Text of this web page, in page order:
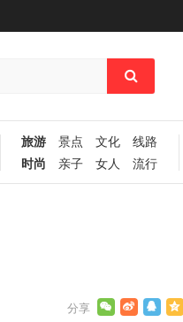
旅游 景点 文化
线路
时尚
亲子 女人 流行